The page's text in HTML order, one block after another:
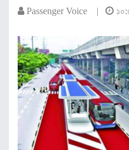
Passenger Voice |